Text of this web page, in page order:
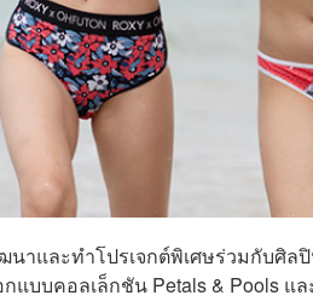
าและทำโปรเจกต์พิเศษร่วมกับศิล
แบบคอลเล็กชัน Petals & Pools